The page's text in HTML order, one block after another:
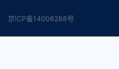
京ICP备14006288号